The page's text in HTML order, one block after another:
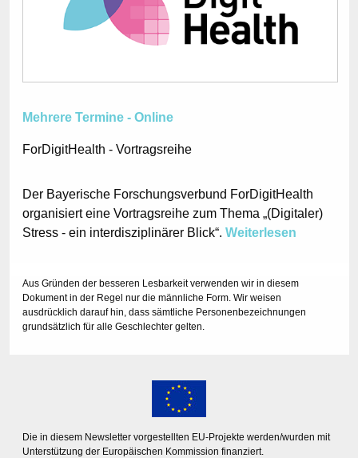
Mehrere Termine - Online
ForDigitHealth - Vortragsreihe
Der Bayerische Forschungsverbund ForDigitHealth
organisiert eine Vortragsreihe zum Thema „(Digitaler)
Stress - ein interdisziplinärer Blick“. Weiterlesen
Aus Gründen der besseren Lesbarkeit verwenden wir in diesem
Dokument in der Regel nur die männliche Form. Wir weisen
ausdrücklich darauf hin, dass sämtliche Personenbezeichnungen
grundsätzlich für alle Geschlechter gelten.
Die in diesem Newsletter vorgestellten EU-Projekte werden/wurden mit
Unterstützung der Europäischen Kommission finanziert.